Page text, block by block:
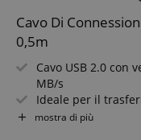
Cavo Di
0,5m
Cavo USB 2.0 con
MB/s
Ideale per il
stampante
Connettore USB-
mostra di più